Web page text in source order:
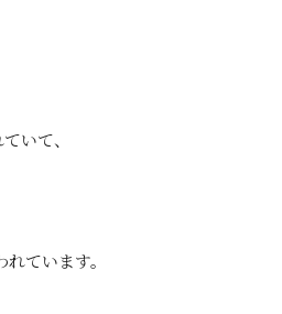
いて、
ています。